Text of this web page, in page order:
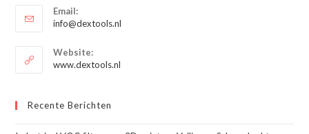
toepassing
in
je
toepassing
Email:
info@dextools.nl
Website:
www.dextools.nl
Recente Berichten